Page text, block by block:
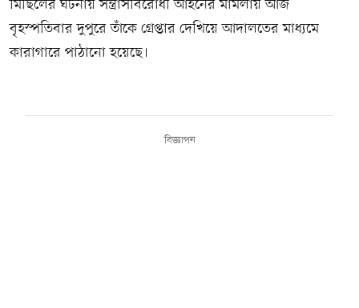
মিছিলের ঘটনায় সন্ত্রাসবিরোধী আইনের মামলায় আজ
বৃহস্পতিবার দুপুরে তাঁকে গ্রেপ্তার দেখিয়ে আদালতের মাধ্যমে
কারাগারে পাঠানো হয়েছে।
বিজ্ঞাপন